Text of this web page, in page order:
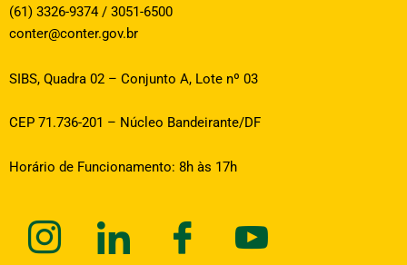
(61) 3326-9374 / 3051-6500
conter@conter.gov.br
SIBS, Quadra 02 – Conjunto A, Lote nº 03
CEP 71.736-201 – Núcleo Bandeirante/DF
Horário de Funcionamento: 8h às 17h